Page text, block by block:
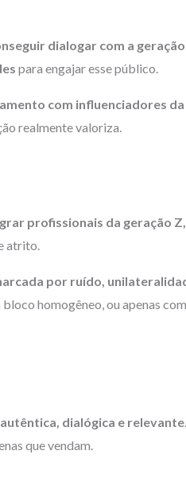
dialogar com a
para engajar esse público.
com influenciadores
realmente valoriza.
profissionais da geração
atrito.
por ruído,
homogêneo, ou apenas
dialógica e relevante
que vendam.